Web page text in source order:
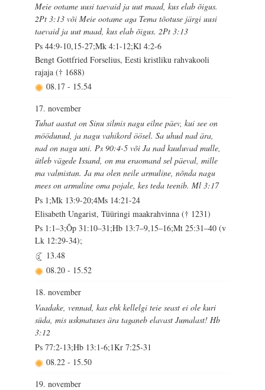
Meie ootame uusi taevaid ja uut maad, kus elab õigus.
2Pt 3:13 või Meie ootame aga Tema tõotuse järgi uusi
taevaid ja uut maad, kus elab õigus. 2Pt 3:13
Ps 44:9-10,15-27;Mk 4:1-12;Kl 4:2-6
Bengt Gottfried Forselius, Eesti kristliku rahvakooli
rajaja († 1688)
08.17 - 15.54
17. november
Tuhat aastat on Sinu silmis nagu eilne päev, kui see on
möödunud, ja nagu vahikord öösel. Sa uhud nad ära,
nad on nagu uni. Ps 90:4-5 või Ja nad kuuluvad mulle,
ütleb vägede Issand, on mu eraomand sel päeval, mille
ma valmistan. Ja ma olen neile armuline, nõnda nagu
mees on armuline oma pojale, kes teda teenib. Ml 3:17
Ps 1;Mk 13:9-20;4Ms 14:21-24
Elisabeth Ungarist, Tüüringi maakrahvinna († 1231)
Ps 1:1–3;Õp 31:10–31;Hb 13:7–9,15–16;Mt 25:31–40 (v
Lk 12:29-34);
13.48
08.20 - 15.52
18. november
Vaadake, vennad, kas ehk kellelgi teie seast ei ole kuri
süda, mis uskmatuses ära taganeb elavast Jumalast! Hb
3:12
Ps 77:2-13;Hb 13:1-6;1Kr 7:25-31
08.22 - 15.50
19. november